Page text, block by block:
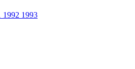
1992 1993